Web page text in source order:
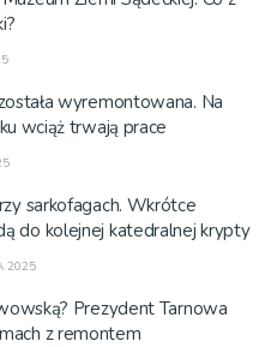
wyremontowana. Na
wciąż trwają prace
sarkofagach. Wkrótce
do kolejnej katedralnej krypty
2025
Prezydent Tarnowa
z remontem